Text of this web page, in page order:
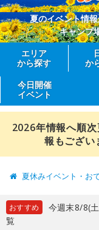
夏のイベント情
キャンプ
エリア
から探す
か
今日開催
イベント
2026年情報へ順
報もござい
夏休みイベント・お
おすすめ
今週末8/8(
覧